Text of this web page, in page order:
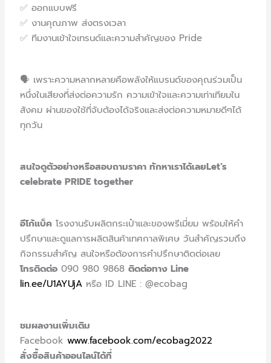
✅ ออกแบบฟรี
✅ งานคุณภาพ ส่งตรงเวลา
✅ ทีมงานเข้าใจเทรนด์และความสำคัญของ Pride
🗣️ เพราะความหลากหลายคือพลังให้แบรนด์ของคุณร่วมเป็น
หนึ่งในเสียงที่ส่งต่อความรัก ความเข้าใจและความเท่าเทียมใน
สังคม ผ่านของใช้ที่จับต้องได้จริงและส่งต่อความหมายดีๆได้
ทุกวัน
สนใจดูตัวอย่างหรือสอบถามราคา ทักหาเราได้เลยLet’s
celebrate PRIDE together
อีโก้แบ็ค โรงงานรับผลิตกระเป๋าและของพรีเมี่ยม พร้อมให้คำ
ปรึกษาและดูแลการผลิตสินค้าเทศกาลพิเศษ วันสำคัญรวมถึง
กิจกรรมสำคัญ สนใจหรือต้องการคำปรึกษาติดต่อเลย
โทรติดต่อ 090 980 9868ติดต่อทาง Line
lin.ee/U1AYUjA หรือ ID LINE : @ecobag
ชมผลงานเพิ่มเติม
Facebookwww.facebook.com/ecobag2022
สั่งซื้อสินค้าออนไลน์ได้ที่